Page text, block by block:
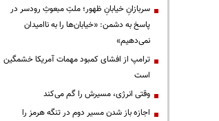
سربازانِ خیابانِ ظهور؛ ملتِ مبعوثِ رودسر در
پاسخ به دشمن: «خیابان‌ها را به ناامیدان
نمی‌دهیم»
ترامپ از افشای کمبود مهمات آمریکا خشمگین
است
وقتی انرژی، مسیرش را گم می‌کند
اجازه باز شدن مسیر دوم در تنگه هرمز را